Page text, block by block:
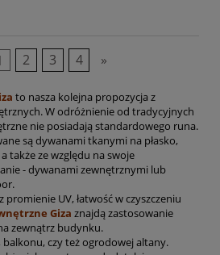
2 3 4 »
to nasza kolejna propozycja z
W odróżnienie od tradycyjnych
nie posiadają standardowego runa.
są dywanami tkanymi na płasko,
także ze względu na swoje
- dywanami zewnętrznymi lub
UV, łatwość w czyszczeniu
Giza znajdą zastosowanie
zewnątrz budynku.
balkonu, czy też ogrodowej altany.